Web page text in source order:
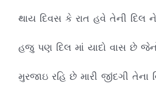
થાય દિવસ કે રાત હવે તેની દિલ
હજુ પણ દિલ માં યાદો વાસ છે
મુરજાઇ રહિ છે મારી જીંદગી તેના